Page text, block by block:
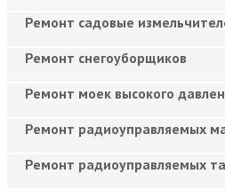
Ремонт садовые
Ремонт снегоуборщиков
Ремонт моек высокого
Ремонт радиоуправляемых
Ремонт радиоуправляемых